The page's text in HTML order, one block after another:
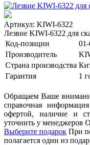
Артикул: KIWI-6322
Лезвие KIWI-6322 для
Код-позиции
Производитель
Страна производства
Гарантия
1
Обращаем Ваше
справочная
офертой, наличие и
уточнить у
Выберите подарок При
полагается один из